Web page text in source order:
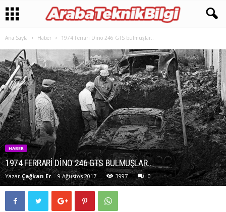
Ana Sayfa Haber 1974 Ferrari Dino 246 GTS bulmuşlar..
HABER
1974 FERRARI DINO 246 GTS BULMUŞLAR..
Yazar Çağkan Er- 9 Ağustos 2017 3997 0